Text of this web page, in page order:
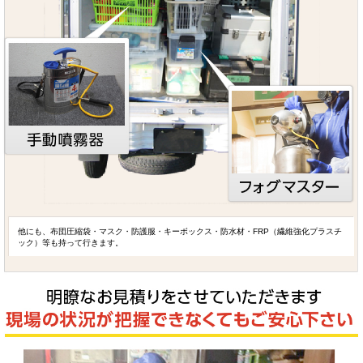
他にも、布団圧縮袋・マスク・防護服・キーボックス・防水材・FRP（繊維強化プラスチ
ック）等も持って行きます。